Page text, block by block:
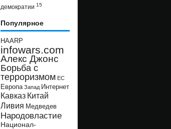
демократии 15
Популярное
HAARP
infowars.com
Алекс Джонс
Борьба с
терроризмом ЕС
Европа Запад Интернет
Кавказ Китай
Ливия Медведев
Народовластие
Национал-